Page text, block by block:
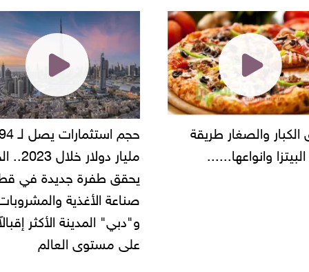
حجم استثمارات يصل لـ 94
"أمن القاهرة" يضبط
شركة مطاعم استولى على
أموال المواطنين بزعم